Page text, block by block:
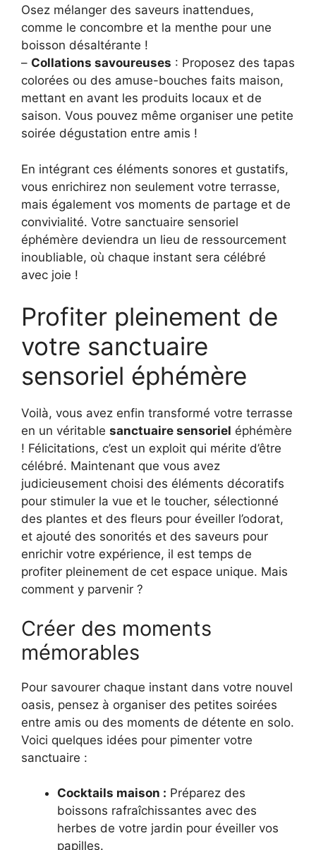
Osez mélanger des saveurs inattendues,
comme le concombre et la menthe pour une
boisson désaltérante !
– Collations savoureuses : Proposez des tapas
colorées ou des amuse-bouches faits maison,
mettant en avant les produits locaux et de
saison. Vous pouvez même organiser une petite
soirée dégustation entre amis !
En intégrant ces éléments sonores et gustatifs,
vous enrichirez non seulement votre terrasse,
mais également vos moments de partage et de
convivialité. Votre sanctuaire sensoriel
éphémère deviendra un lieu de ressourcement
inoubliable, où chaque instant sera célébré
avec joie !
Profiter pleinement de
votre sanctuaire
sensoriel éphémère
Voilà, vous avez enfin transformé votre terrasse
en un véritable sanctuaire sensoriel éphémère
! Félicitations, c’est un exploit qui mérite d’être
célébré. Maintenant que vous avez
judicieusement choisi des éléments décoratifs
pour stimuler la vue et le toucher, sélectionné
des plantes et des fleurs pour éveiller l’odorat,
et ajouté des sonorités et des saveurs pour
enrichir votre expérience, il est temps de
profiter pleinement de cet espace unique. Mais
comment y parvenir ?
Créer des moments
mémorables
Pour savourer chaque instant dans votre nouvel
oasis, pensez à organiser des petites soirées
entre amis ou des moments de détente en solo.
Voici quelques idées pour pimenter votre
sanctuaire :
Cocktails maison : Préparez des
boissons rafraîchissantes avec des
herbes de votre jardin pour éveiller vos
papilles.